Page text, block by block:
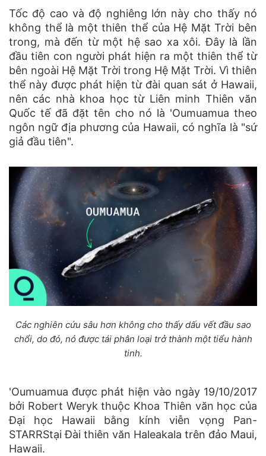
Tốc độ cao và độ nghiêng lớn này cho thấy nó
không thể là một thiên thể của Hệ Mặt Trời bên
trong, mà đến từ một hệ sao xa xôi. Đây là lần
đầu tiên con người phát hiện ra một thiên thể từ
bên ngoài Hệ Mặt Trời trong Hệ Mặt Trời. Vì thiên
thể này được phát hiện từ đài quan sát ở Hawaii,
nên các nhà khoa học từ Liên minh Thiên văn
Quốc tế đã đặt tên cho nó là 'Oumuamua theo
ngôn ngữ địa phương của Hawaii, có nghĩa là "sứ
giả đầu tiên".
Các nghiên cứu sâu hơn không cho thấy dấu vết đầu sao
chổi, do đó, nó được tái phân loại trở thành một tiểu hành
tinh.
'Oumuamua được phát hiện vào ngày 19/10/2017
bởi Robert Weryk thuộc Khoa Thiên văn học của
Đại học Hawaii bằng kính viễn vọng Pan-
STARRStại Đài thiên văn Haleakala trên đảo Maui,
Hawaii.